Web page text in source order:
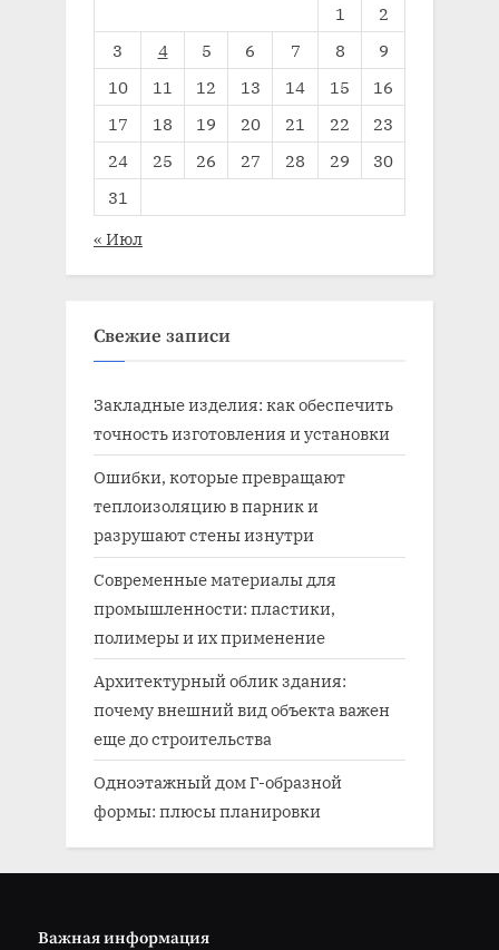
1
2
3
4 5 6 7 8
9
10
11 12 13 14 15
16
17
18 19 20 21 22
23
24
25 26 27 28 29
30
31
« Июл
Свежие записи
Закладные изделия: как обеспечить
точность изготовления и установки
Ошибки, которые превращают
теплоизоляцию в парник и
разрушают стены изнутри
Современные материалы для
промышленности: пластики,
полимеры и их применение
Архитектурный облик здания:
почему внешний вид объекта важен
еще до строительства
Одноэтажный дом Г-образной
формы: плюсы планировки
Важная информация